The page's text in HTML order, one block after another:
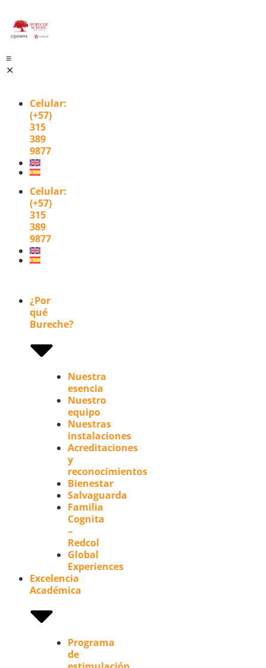
≡
✕
Celular:
(+57)
315
389
9877
Celular:
(+57)
315
389
9877
¿Por
qué
Bureche?
Nuestra
esencia
Nuestro
equipo
Nuestras
instalaciones
Acreditaciones
y
reconocimientos
Bienestar
Salvaguarda
Familia
Cognita
–
Redcol
Global
Experiences
Excelencia
Académica
Programa
de